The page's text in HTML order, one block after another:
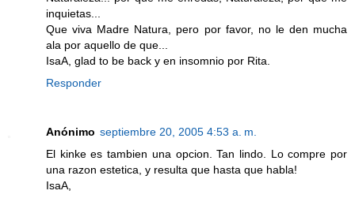
inquietas...
Que viva Madre Natura, pero por favor, no le den mucha
ala por aquello de que...
IsaA, glad to be back y en insomnio por Rita.
Responder
Anónimo septiembre 20, 2005 4:53 a. m.
El kinke es tambien una opcion. Tan lindo. Lo compre por
una razon estetica, y resulta que hasta que habla!
IsaA,